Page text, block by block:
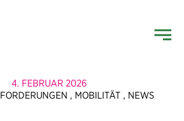
4. FEBRUAR 2026
FORDERUNGEN , MOBILITÄT , NEWS